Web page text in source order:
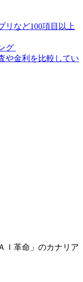
リなど100項目以上
グ
や金利を比較してい
Ｉ革命」のカナリア